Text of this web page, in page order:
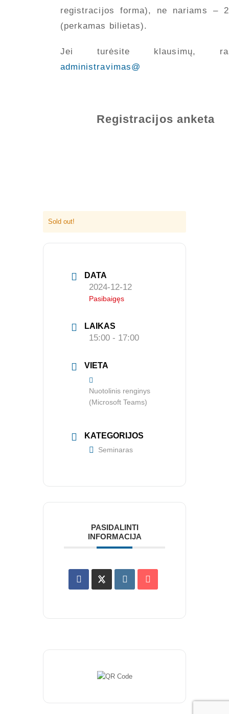
registracijos forma), ne nariams –
(perkamas bilietas).
Jei turėsite klausimų,
administravimas@
Registracijos anketa
Sold out!
DATA
2024-12-12
Pasibaigęs
LAIKAS
15:00 - 17:00
VIETA
Nuotolinis renginys
(Microsoft Teams)
KATEGORIJOS
Seminaras
PASIDALINTI
INFORMACIJA
Konferencijos
Kvalifikaciniai mokymai
SERTIFIKATAI
CRMA Medžiaga
Vidaus auditorių asociacija, 124111729
info@vaa.lt